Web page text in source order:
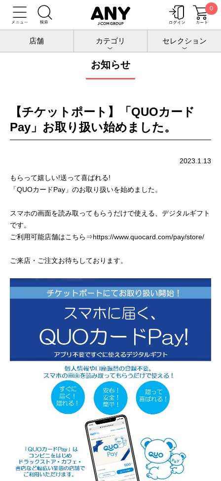
0
店舗 カテゴリ セレクション
トップ お知らせ
お知らせ
【チケットポート】「QUOカード
Pay」お取り扱い始めました。
2023.1.13
もらって嬉しい!送って喜ばれる!
「QUOカードPay」のお取り扱いを始めました。
スマホの画面を読み取ってもらうだけで使える、デジタルギフト
です。
ご利用可能店舗はこちら⇒https://www.quocard.com/pay/store/
ご来店・ご注文お待ちしております。